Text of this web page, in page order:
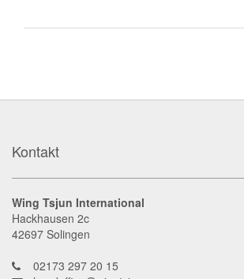
Kontakt
Wing Tsjun International
Hackhausen 2c
42697 Solingen
02173 297 20 15